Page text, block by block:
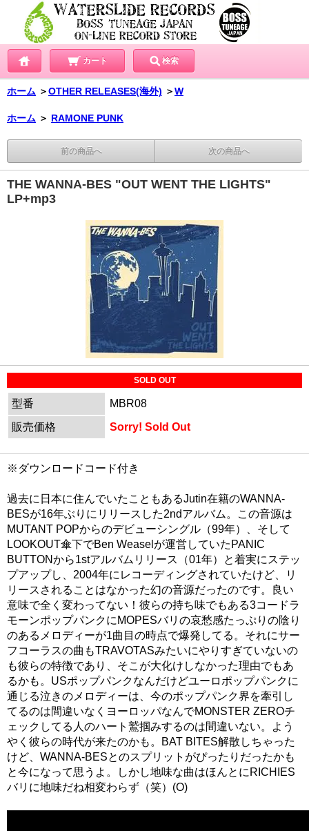
カート 検索
ホーム ＞OTHER RELEASES(海外) ＞W
ホーム ＞ RAMONE PUNK
前の商品へ 次の商品へ
THE WANNA-BES "OUT WENT THE LIGHTS"
LP+mp3
SOLD OUT
型番
MBR08
販売価格
Sorry! Sold Out
※ダウンロードコード付き
過去に日本に住んでいたこともあるJutin在籍のWANNA-
BESが16年ぶりにリリースした2ndアルバム。この音源は
MUTANT POPからのデビューシングル（99年）、そして
LOOKOUT傘下でBen Weaselが運営していたPANIC
BUTTONから1stアルバムリリース（01年）と着実にステッ
プアップし、2004年にレコーディングされていたけど、リ
リースされることはなかった幻の音源だったのです。良い
意味で全く変わってない！彼らの持ち味でもある3コードラ
モーンポップパンクにMOPESバリの哀愁感たっぷりの陰り
のあるメロディーが1曲目の時点で爆発してる。それにサー
フコーラスの曲もTRAVOTASみたいにやりすぎていないの
も彼らの特徴であり、そこが大化けしなかった理由でもあ
るかも。USポップパンクなんだけどユーロポップパンクに
通じる泣きのメロディーは、今のポップパンク界を牽引し
てるのは間違いなくヨーロッパなんでMONSTER ZEROチ
ェックしてる人のハート鷲掴みするのは間違いない。よう
やく彼らの時代が来たのかも。BAT BITES解散しちゃった
けど、WANNA-BESとのスプリットがぴったりだったかも
と今になって思うよ。しかし地味な曲はほんとにRICHIES
バリに地味だね相変わらず（笑）(O)